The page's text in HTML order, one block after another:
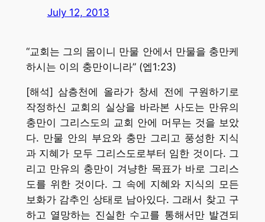
July 12, 2013
“교회는 그의 몸이니 만물 안에서 만물을 충만케
하시는 이의 충만이니라” (엡1:23)
[해석] 삼층천에 올라가 창세 전에 구원하기로
작정하신 교회의 실상을 바라본 사도는 만유의
충만이 그리스도의 교회 안에 머무는 것을 보았
다. 만물 안의 부요와 충만 그리고 풍성한 지식
과 지혜가 모두 그리스도로부터 임한 것이다. 그
리고 만유의 충만이 겨냥한 목표가 바로 그리스
도를 위한 것이다. 그 속에 지혜와 지식의 모든
보화가 감추인 상태로 남아있다. 그래서 찾고 구
하고 열망하는 진실한 수고를 통해서만 발견되